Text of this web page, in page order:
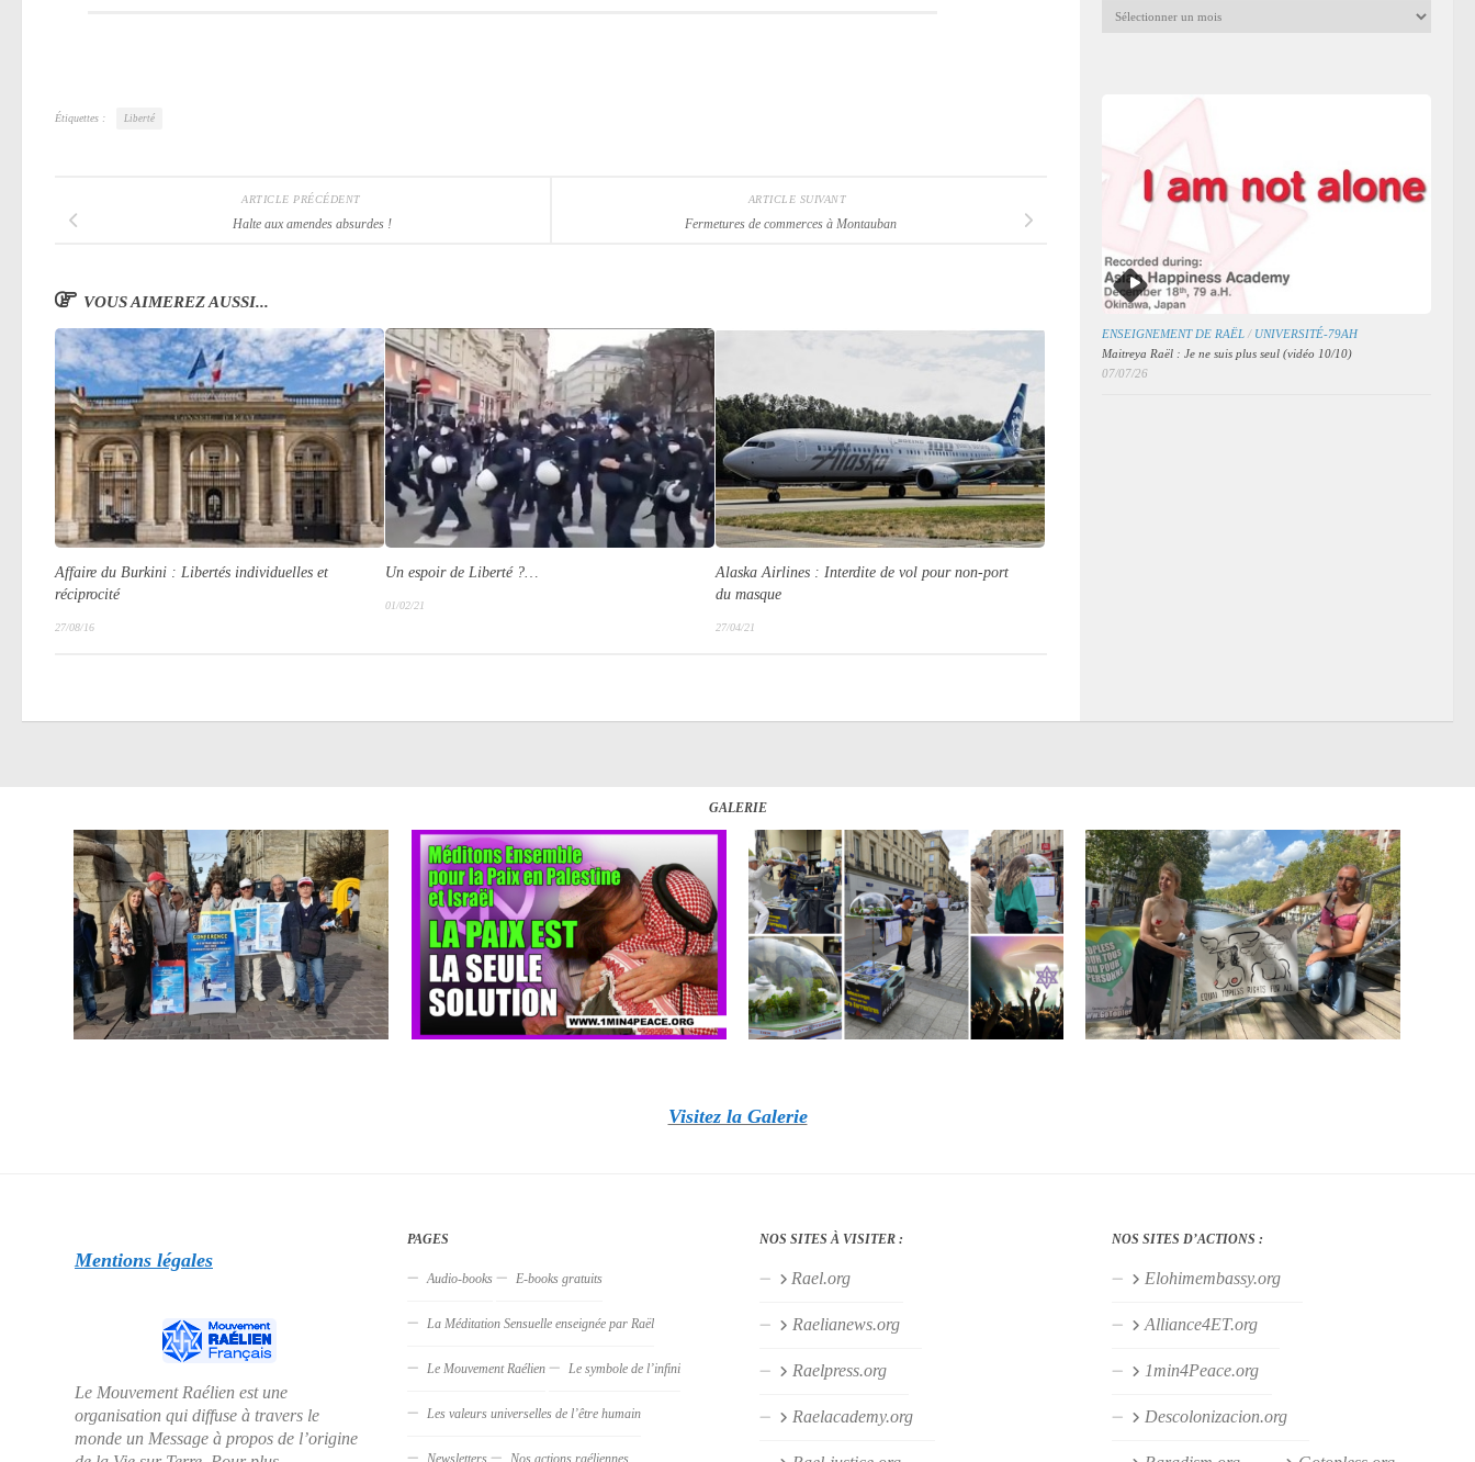
Étiquettes : Liberté
ARTICLE SUIVANT
Fermetures de commerces à Montauban
ARTICLE PRÉCÉDENT
Halte aux amendes absurdes !
VOUS AIMEREZ AUSSI...
Affaire du Burkini : Libertés individuelles et
réciprocité
27/08/16
Un espoir de Liberté ?…
01/02/21
Alaska Airlines : Interdite de vol pour non-port
du masque
27/04/21
Archives
ENSEIGNEMENT DE RAËL / UNIVERSITÉ-79AH
Maitreya Raël : Je ne suis plus seul (vidéo 10/10)
07/07/26
GALERIE
Visitez la Galerie
Mentions légales
Le Mouvement Raélien est une
organisation qui diffuse à travers le
monde un Message à propos de l’origine
PAGES
Audio-books E-books gratuits
La Méditation Sensuelle enseignée par Raël
Le Mouvement Raélien Le symbole de l’infini
Les valeurs universelles de l’être humain
Newsletters Nos actions raéliennes
NOS SITES À VISITER :
Rael.org
Raelianews.org
Raelpress.org
Raelacademy.org
NOS SITES D’ACTIONS :
Elohimembassy.org
Alliance4ET.org
1min4Peace.org
Descolonizacion.org